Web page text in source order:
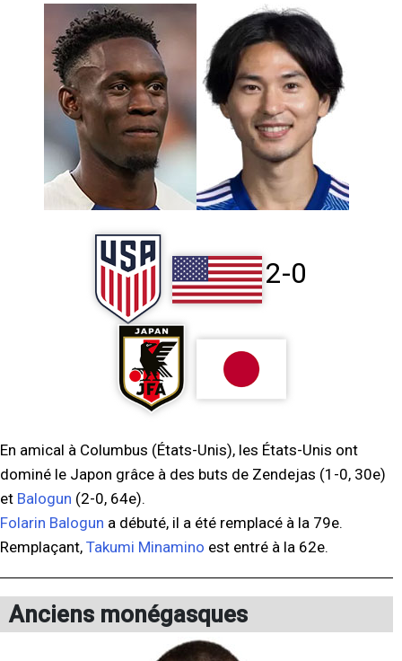
2-0
En amical à Columbus (États-Unis), les États-Unis ont
dominé le Japon grâce à des buts de Zendejas (1-0, 30e)
et Balogun (2-0, 64e).
Folarin Balogun a débuté, il a été remplacé à la 79e.
Remplaçant, Takumi Minamino est entré à la 62e.
Anciens monégasques